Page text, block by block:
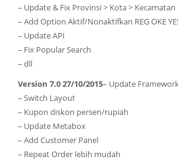
– Update & Fix Provinsi > Kota > Kecamatan
– Add Option Aktif/Nonaktifkan REG OKE
– Update API
– Fix Popular Search
– dll
Version 7.0 27/10/2015– Update
– Switch Layout
– Kupon diskon persen/rupiah
– Update Metabox
– Add Customer Panel
– Repeat Order lebih mudah